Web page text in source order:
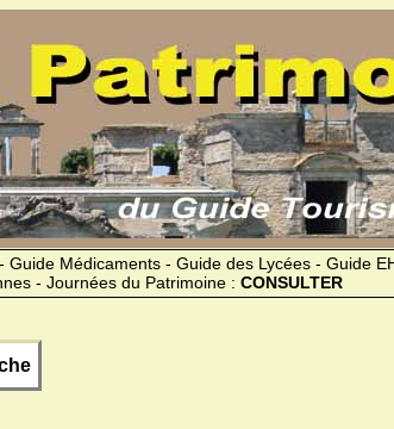
Médicaments - Guide des Lycées - Guide
- Journées du Patrimoine : CONSULTER